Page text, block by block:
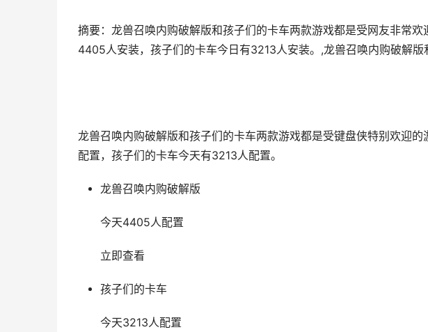
摘要：龙兽召唤内购破解版和孩子们的卡车两款游戏都是受网友非常
4405人安装，孩子们的卡车今日有3213人安装。,龙兽召唤内购破解
龙兽召唤内购破解版和孩子们的卡车两款游戏都是受键盘侠特别欢迎
配置，孩子们的卡车今天有3213人配置。
龙兽召唤内购破解版
今天4405人配置
立即查看
孩子们的卡车
今天3213人配置